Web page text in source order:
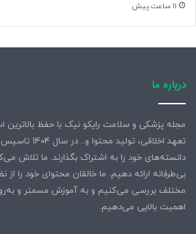
11 ساعت پیش
درباره ما
مجله پزشکی و سلامت رایکو نیک با حفظ بالاترین
تعهد اخلاقی،
دانسته‌های خود را به اشتراک بگذارند. ما تلاش
بی‌طرفانه ارائه دهیم. ما خالقان محتوای خود را
مختلف بررسی می‌کنیم و به آموزش مسمتر و
اهمیت بالایی می‌دهیم.